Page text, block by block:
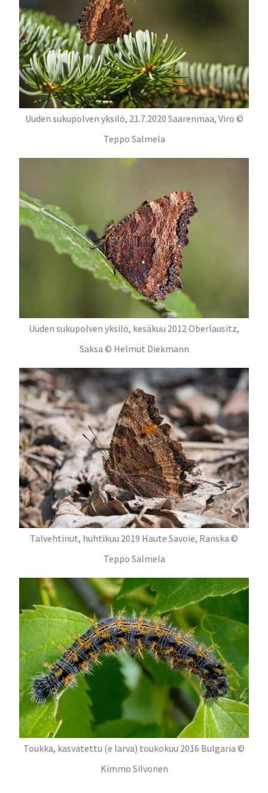
Uuden sukupolven yksilö, 21.7.2020 Saarenmaa, Viro ©
Teppo Salmela
Uuden sukupolven yksilö, kesäkuu 2012 Oberlausitz,
Saksa © Helmut Diekmann
Talvehtinut, huhtikuu 2019 Haute Savoie, Ranska ©
Teppo Salmela
Toukka, kasvatettu (e larva) toukokuu 2016 Bulgaria ©
Kimmo Silvonen